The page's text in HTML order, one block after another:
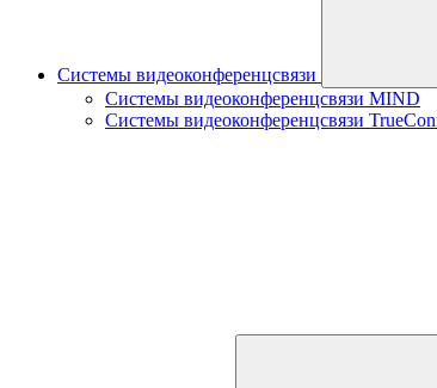
Системы видеоконференцсвязи
Системы видеоконференцсвязи MIND
Системы видеоконференцсвязи